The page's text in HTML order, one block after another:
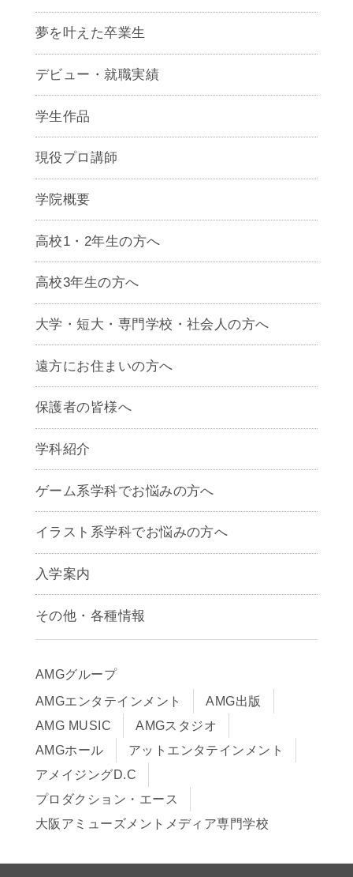
夢を叶えた卒業生
デビュー・就職実績
学生作品
現役プロ講師
学院概要
高校1・2年生の方へ
高校3年生の方へ
大学・短大・専門学校・社会人の方へ
遠方にお住まいの方へ
保護者の皆様へ
学科紹介
ゲームクリエイター学科
CG学科
アニメーション学科
声優学科
ゲーム系学科でお悩みの方へ
イラスト系学科でお悩みの方へ
入学案内
募集要項
早期出願制度・AOエントリー
入学までの流れ
学費サポート・各種制度
学費について
Q&A
その他・各種情報
アクセス
サイトポリシー
在校生・保護者の方へ
卒業生の皆様へ
AMGグループ
AMGエンタテインメント
AMG出版
AMG MUSIC
AMGスタジオ
AMGホール
アットエンタテインメント
アメイジングD.C
プロダクション・エース
大阪アミューズメントメディア専門学校